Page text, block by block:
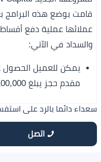
قامت بوضع هذه
عملائها عملية دفع
والسداد في الآتي:
يمكن للعميل الحصول
مقدم حجز يبلغ 100,000 جنيه مصري فقط.
سعداء دائما بالرد على
اتصل